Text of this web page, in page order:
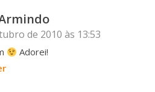
de 2010 às 13:53
Adorei!